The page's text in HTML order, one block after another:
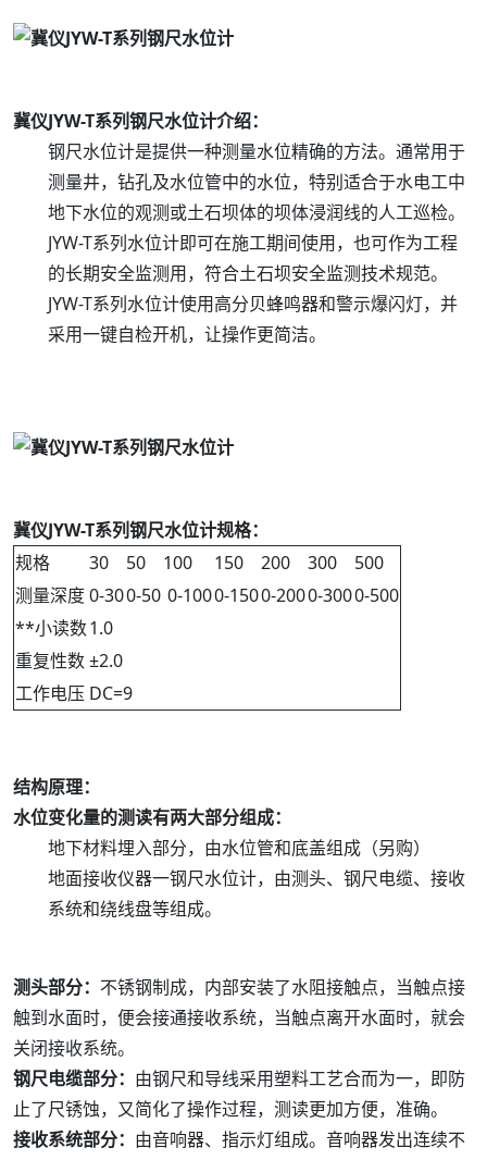
冀仪JYW-T系列钢尺水位计介绍：
钢尺水位计是提供一种测量水位精确的方法。通常用于
测量井，钻孔及水位管中的水位，特别适合于水电工中
地下水位的观测或土石坝体的坝体浸润线的人工巡检。
JYW-T系列水位计即可在施工期间使用，也可作为工程
的长期安全监测用，符合土石坝安全监测技术规范。
JYW-T系列水位计使用高分贝蜂鸣器和警示爆闪灯，并
采用一键自检开机，让操作更简洁。
冀仪JYW-T系列钢尺水位计规格：
规格
30 50 100 150 200 300
500
测量深度0-300-50 0-1000-1500-2000-3000-500
**小读数1.0
重复性数±2.0
工作电压 DC=9
结构原理：
水位变化量的测读有两大部分组成：
地下材料埋入部分，由水位管和底盖组成（另购）
地面接收仪器一钢尺水位计，由测头、钢尺电缆、接收
系统和绕线盘等组成。
测头部分： 不锈钢制成，内部安装了水阻接触点，当触点接
触到水面时，便会接通接收系统，当触点离开水面时，就会
关闭接收系统。
钢尺电缆部分： 由钢尺和导线采用塑料工艺合而为一，即防
止了尺锈蚀，又简化了操作过程，测读更加方便，准确。
接收系统部分： 由音响器、指示灯组成。音响器发出连续不